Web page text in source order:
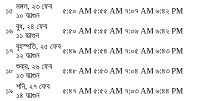
১৫
মঙ্গল, ২৩ ফেব
১০ ফাল্গুন
৫:৫০ AM ৫:৫৫ AM ৭:০৭ AM ৬:৪২ PM
১৬
বুধ, ২৪ ফেব
১১ ফাল্গুন
৫:৫০ AM ৫:৫৫ AM ৭:০৬ AM ৬:৪২ PM
১৭
বৃহস্পতি, ২৫ ফেব
১২ ফাল্গুন
৫:৪৯ AM ৫:৫৪ AM ৭:০৫ AM ৬:৪৩ PM
১৮
শুক্র, ২৬ ফেব
১৩ ফাল্গুন
৫:৪৮ AM ৫:৫৩ AM ৭:০৪ AM ৬:৪৩ PM
১৯
শনি, ২৭ ফেব
১৪ ফাল্গুন
৫:৪৭ AM ৫:৫২ AM ৭:০৩ AM ৬:৪৪ PM